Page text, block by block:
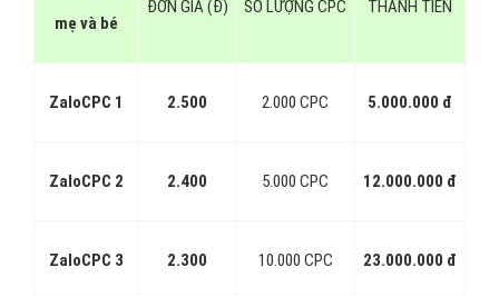
mẹ và bé
ĐƠN GIÁ (Đ) SỐ LƯỢNG CPC THÀNH TIỀN
ZaloCPC 1 2.500 2.000 CPC 5.000.000 đ
ZaloCPC 2 2.400 5.000 CPC 12.000.000 đ
ZaloCPC 3 2.300 10.000 CPC 23.000.000 đ